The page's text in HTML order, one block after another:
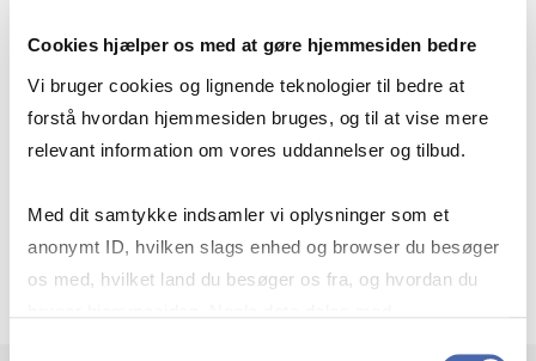
Cookies hjælper os med at gøre hjemmesiden bedre
Vi bruger cookies og lignende teknologier til bedre at
forstå hvordan hjemmesiden bruges, og til at vise mere
relevant information om vores uddannelser og tilbud.
Med dit samtykke indsamler vi oplysninger som et
anonymt ID, hvilken slags enhed og browser du besøger
os med, hvilket land du besøger os fra, og hvordan du
“Ansvaret for egen læring er lagt mere
over på en selv, idet man selv har
udvalgt de fag, man ønsker at fordybe
sig i - det gør det også en tand sjovere. ”
Evelyn, cand.merc.(mat.)
Studerende på cand.merc.(mat.)